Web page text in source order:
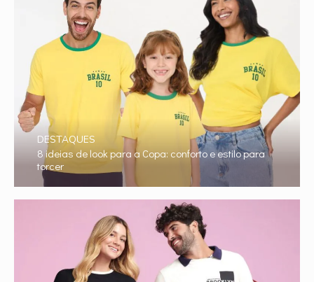
8 ideias de look para a Copa: conforto e estilo para
torcer
DESTAQUES